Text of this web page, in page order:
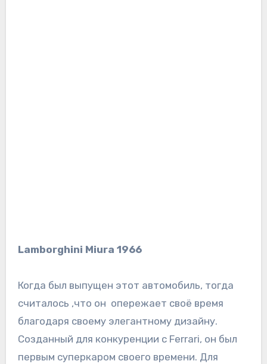
Lamborghini Miura 1966
Когда был выпущен этот автомобиль, тогда
считалось ,что он опережает своё время
благодаря своему элегантному дизайну.
Созданный для конкуренции с Ferrari, он был
первым суперкаром своего времени. Для